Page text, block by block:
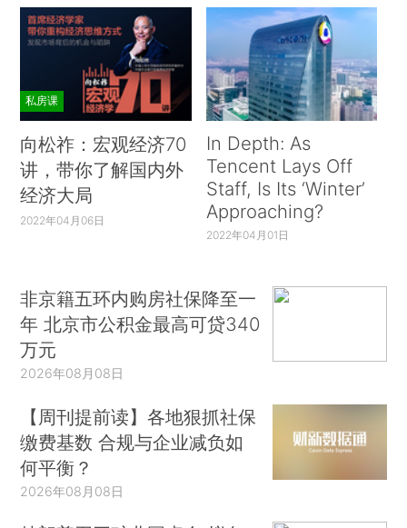
私房课
向松祚：宏观经济70
讲，带你了解国内外
经济大局
2022年04月06日
In Depth: As
Tencent Lays Off
Staff, Is Its ‘Winter’
Approaching?
2022年04月01日
非京籍五环内购房社保降至一
年 北京市公积金最高可贷340
万元
2026年08月08日
【周刊提前读】各地狠抓社保
缴费基数 合规与企业减负如
何平衡？
2026年08月08日